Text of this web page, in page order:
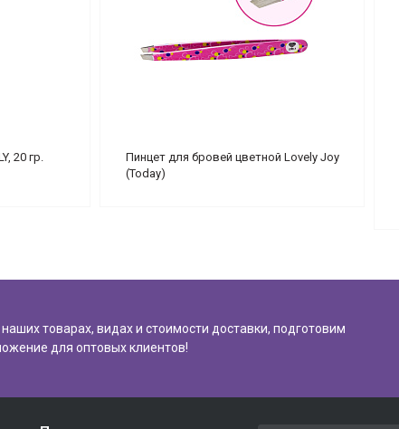
20 гр.
Пинцет для бровей цветной Lovely Joy
(Today)
товарах, видах и стоимости доставки, подготовим
для оптовых клиентов!